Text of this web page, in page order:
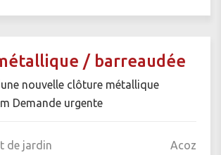
/ barreaudée
nouvelle clôture métallique
Demande urgente
de jardin Acoz